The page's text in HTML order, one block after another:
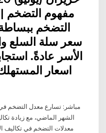
مفهوم التضخم
التضخم
سعر سلة السلع
الأسر عادةً.
اسعار
الشهر الماضي، مع زيادة
معدلات التضخم في تكاليف